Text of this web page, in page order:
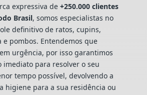
expressiva de+250.000 clientes
Brasil, somos especialistas no
definitivo de ratos, cupins,
pombos. Entendemos que
urgência, por isso garantimos
para resolver o seu
tempo possível, devolvendo a
higiene para a sua residência ou